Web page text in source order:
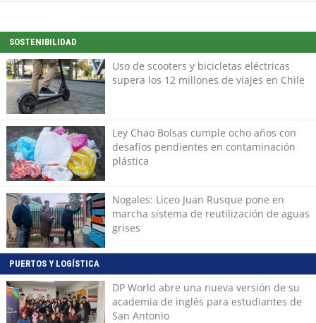
SOSTENIBILIDAD
Uso de scooters y bicicletas eléctricas
supera los 12 millones de viajes en Chile
Ley Chao Bolsas cumple ocho años con
desafíos pendientes en contaminación
plástica
Nogales: Liceo Juan Rusque pone en
marcha sistema de reutilización de aguas
grises
PUERTOS Y LOGÍSTICA
DP World abre una nueva versión de su
academia de inglés para estudiantes de
San Antonio